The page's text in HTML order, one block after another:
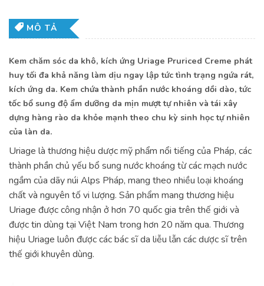
MÔ TẢ
Kem chăm sóc da khô, kích ứng Uriage Pruriced Creme phát
huy tối đa khả năng làm dịu ngay lập tức tình trạng ngứa rát,
kích ứng da. Kem chứa thành phần nước khoáng dồi dào, tức
tốc bổ sung độ ẩm dưỡng da mịn mượt tự nhiên và tái xây
dựng hàng rào da khỏe mạnh theo chu kỳ sinh học tự nhiên
của làn da.
Uriage là thương hiệu dược mỹ phẩm nổi tiếng của Pháp, các
thành phần chủ yếu bổ sung nước khoáng từ các mạch nước
ngầm của dãy núi Alps Pháp, mang theo nhiều loại khoáng
chất và nguyên tố vi lượng. Sản phẩm mang thương hiệu
Uriage được công nhận ở hơn 70 quốc gia trên thế giới và
được tin dùng tại Việt Nam trong hơn 20 năm qua. Thương
hiệu Uriage luôn được các bác sĩ da liễu lẫn các dược sĩ trên
thế giới khuyên dùng.